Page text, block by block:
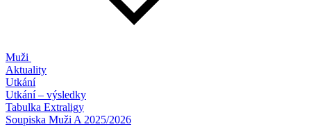
Muži
Aktuality
Utkání
Utkání – výsledky
Tabulka Extraligy
Soupiska Muži A 2025/2026